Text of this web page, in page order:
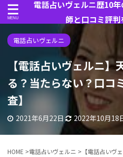
電話占いヴェルニ歴10
師と口コミ評
電話占いヴェルニ
【電話占いヴェルニ
る？当たらない？口コ
査】
2021年6月22日 2022年10月18
HOME >電話占いヴェルニ > 【電話占いヴ